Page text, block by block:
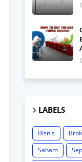
LABELS
Bisnis
Saham